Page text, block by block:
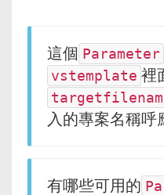
這個 Parameter
vstemplate 裡
入的專案名稱呼
有哪些可用的